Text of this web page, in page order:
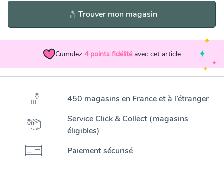
Trouver mon magasin
Cumulez 4 points fidélité avec cet article
450 magasins en France et à l’étranger
Service Click & Collect (magasins
éligibles)
Paiement sécurisé